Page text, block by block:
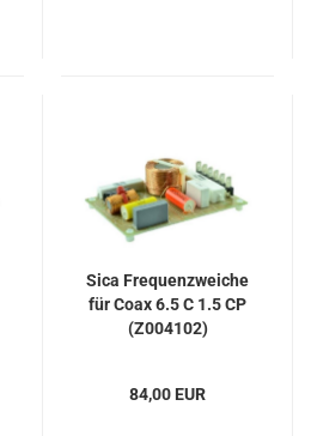
Sica Frequenzweiche
für Coax 6.5 C 1.5 CP
(Z004102)
84,00 EUR